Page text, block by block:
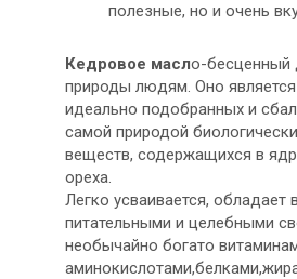
полезные, но и очень
Кедровое масло-бесценный
природы людям. Оно
идеально подобранных и
самой природой
веществ, содержащихся в
ореха.
Легко усваивается, обладает
питательными и целебными
необычайно богато